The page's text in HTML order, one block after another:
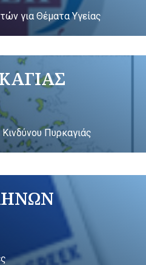
για Θέματα Υγείας
Πυρκαγιάς